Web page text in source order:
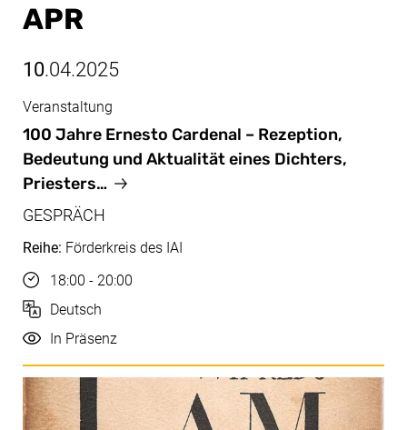
APR
10.04.2025
Apr, 10.04.2025
100 Jahre Ernesto Cardenal – Rezeption,
Bedeutung und Aktualität eines Dichters,
Priesters…
Veranstaltung
GESPRÄCH
Reihe: Förderkreis des IAI
Uhrzeit
18:00 - 20:00
Sprache
Deutsch
Durchführung
In Präsenz